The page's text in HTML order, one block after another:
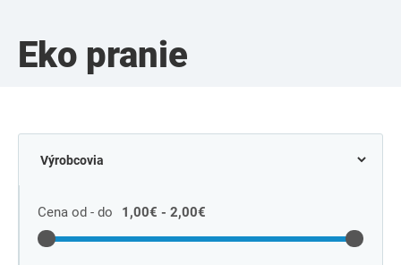
Eko pranie
Cena od - do 1,00€ - 2,00€